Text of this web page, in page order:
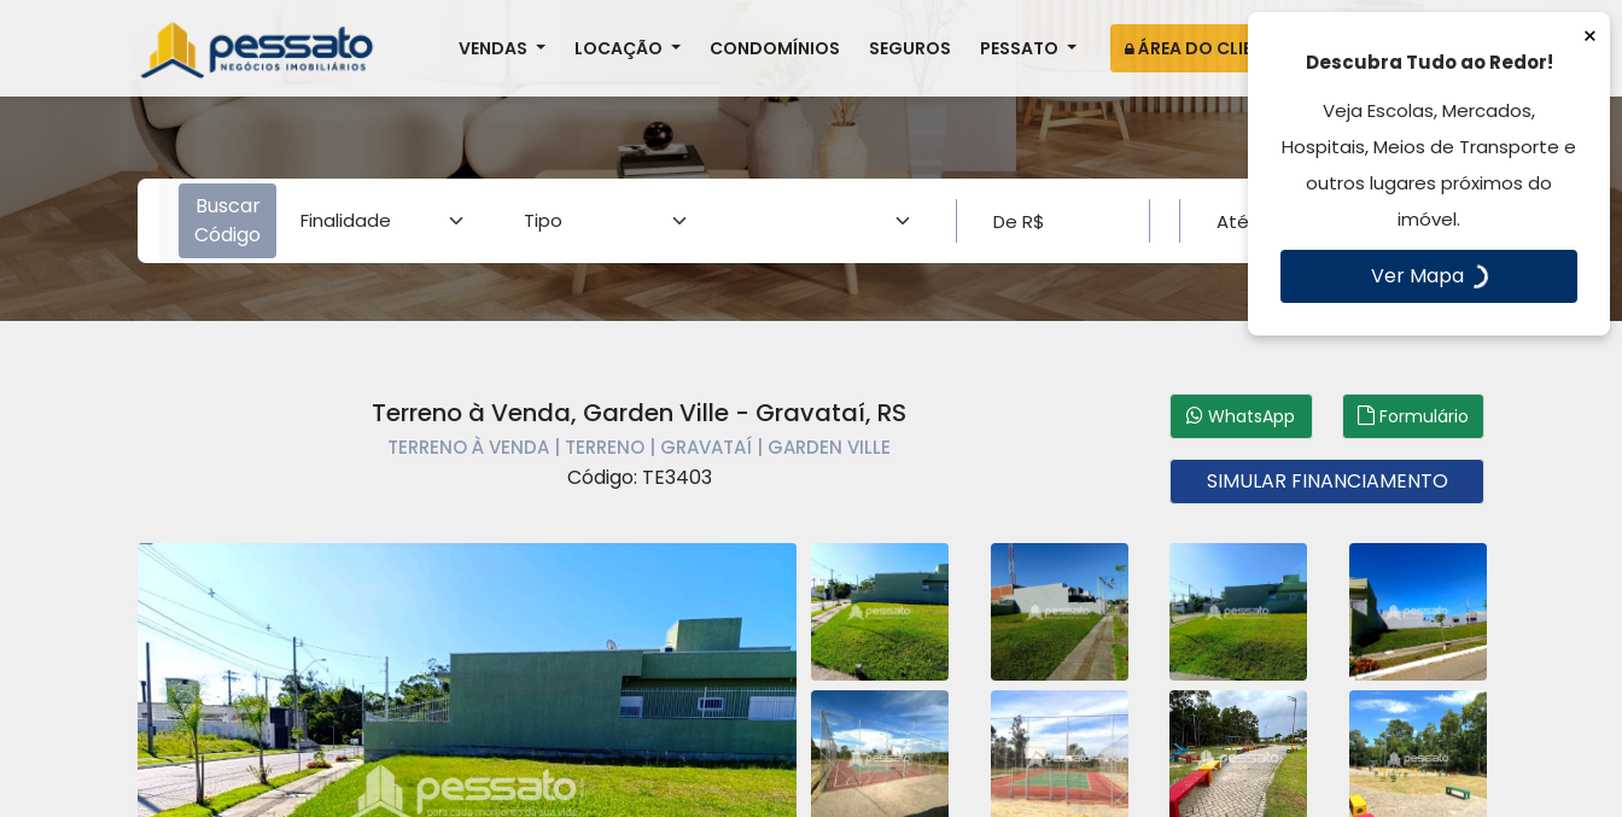
VENDAS LOCAÇÃO CONDOMÍNIOS SEGUROS PESSATO ÁREA DO CLIENTE ATENDIMENTO
Buscar
Código
Terreno à Venda, Garden Ville - Gravataí, RS
TERRENO À VENDA | TERRENO | GRAVATAÍ | GARDEN VILLE
Código: TE3403
WhatsApp Formulário
SIMULAR FINANCIAMENTO
×
Descubra Tudo ao Redor!
Veja Escolas, Mercados,
Hospitais, Meios de Transporte e
outros lugares próximos do
imóvel.
Ver Mapa